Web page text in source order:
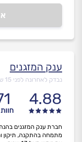
ענק המזגנים
נבדק לאחרונה לפני 15 שעות
4.88
חברת ענק המזגנים
מתמחה בהתקנה, תיקון